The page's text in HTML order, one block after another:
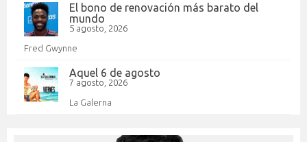
El bono de renovación más barato del
mundo
5 agosto, 2026
Fred Gwynne
Aquel 6 de agosto
7 agosto, 2026
La Galerna